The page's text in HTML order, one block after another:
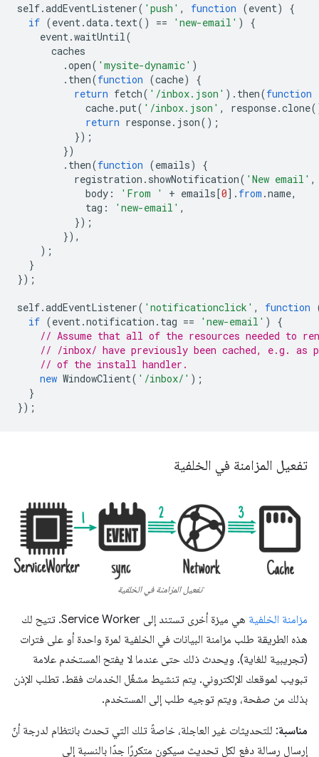
self.addEventListener( 'push' , function (event)
{
if (event.data. text() == 'new-email' )
{
event.waitUntil(
caches
.open( 'mysite-dynamic' )
. then(function (cache)
{
return fetch( '/inbox.json' ). then(function
cache.put( '/inbox.json' , response.clone
return response. json();
});
})
. then(function (emails)
{
registration . showNotification( 'New email' ,
body : 'From ' + emails[0]. from .name,
tag : 'new-email' ,
});
}),
);
}
});
self.addEventListener( 'notificationclick' , function
if (event.notification . tag == 'new-email' )
{
// Assume that all of the resources needed to
// /inbox/ have previously been cached, e.g. as
// of the install handler.
new WindowClient( '/inbox/' );
}
});
تفعيل المزامنة في الخلفية
تفعيل المزامنة في الخلفية
مزامنة الخلفية
هي ميزة أخرى تستند إلى Service Worker. تتيح لك
هذه الطريقة طلب مزامنة البيانات في الخلفية لمرة واحدة أو على فترات
(تجريبية للغاية). ويحدث ذلك حتى عندما لا يفتح المستخدم علامة
تبويب لموقعك الإلكتروني. يتم تنشيط مشغّل الخدمات فقط. تطلب الإذن
بذلك من صفحة، ويتم توجيه طلب إلى المستخدم.
مناسبة: للتحديثات غير العاجلة، خاصةً تلك التي تحدث بانتظام لدرجة أنّ
إرسال رسالة دفع لكل تحديث سيكون متكررًا جدًا بالنسبة إلى